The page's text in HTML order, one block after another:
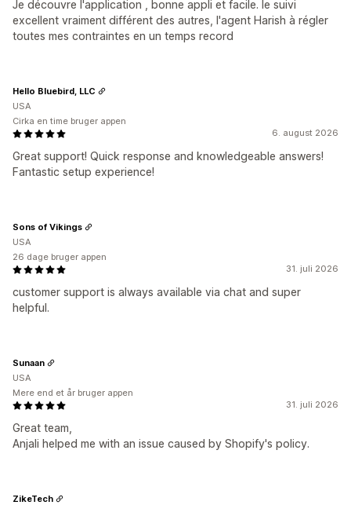
Je découvre l'application , bonne appli et facile. le suivi
excellent vraiment différent des autres, l'agent Harish à régler
toutes mes contraintes en un temps record
6. august 2026
Great support! Quick response and knowledgeable answers!
Fantastic setup experience!
Hello Bluebird, LLC
USA
Cirka en time bruger appen
31. juli 2026
customer support is always available via chat and super
helpful.
Sons of Vikings
USA
26 dage bruger appen
31. juli 2026
Great team,
Anjali helped me with an issue caused by Shopify's policy.
Sunaan
USA
Mere end et år bruger appen
ZikeTech